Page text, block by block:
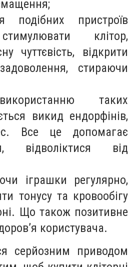
подібних пристроїв
клітор,
чуттєвість, відкрити
стираючи
таких
викид ендорфінів,
Все це допомагає
відволіктися від
іграшки регулярно,
тонусу та кровообігу
Що також позитивне
користувача.
серйозним приводом